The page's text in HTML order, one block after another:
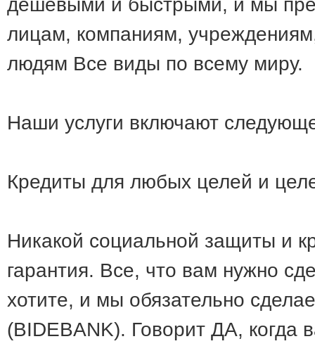
дешевыми и быстрыми, и мы
лицам, компаниям,
людям Все виды по всему миру.
Наши услуги включают
Кредиты для любых целей и
Никакой социальной защиты и
гарантия. Все, что вам нужно
хотите, и мы обязательно
(BIDEBANK). Говорит ДА, когда